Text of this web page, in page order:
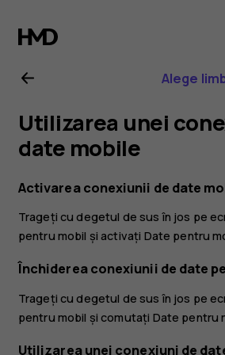
Ghid
de
utilizare
Nokia
6.2
Alege
Utilizarea unei
date mobile
Activarea conexiunii de date
Trageți cu degetul de sus în jos pe
pentru mobil și activați Date pentru
Închiderea conexiunii de date
Trageți cu degetul de sus în jos pe
pentru mobil și comutați Date pentru
Utilizarea unei conexiuni de